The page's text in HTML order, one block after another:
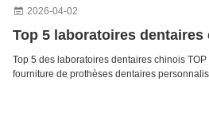
2026-04-02
Top 5 laboratoires dentaires
Top 5 des laboratoires dentaires chinois
fourniture de prothèses dentaires